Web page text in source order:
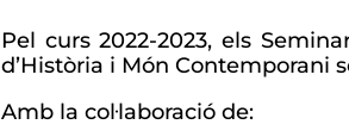
Pel curs 2022-2023, els
d’Història i Món Contemporani
Amb la col·laboració de: